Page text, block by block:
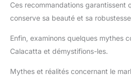
Ces recommandations garantissent
conserve sa beauté et sa
Enfin, examinons quelques mythes
Calacatta et démystifions-les.
Mythes et réalités concernant le